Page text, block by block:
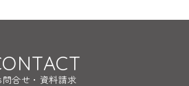
問合せ・資料請求